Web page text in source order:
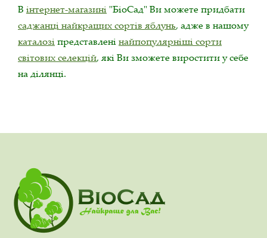
В інтернет-магазині "БіоСад" Ви можете придбати
саджанці найкращих сортів яблунь, адже в нашому
каталозіпредставленінайпопулярніші сорти
світових селекцій, які Ви зможете виростити у себе
на ділянці.